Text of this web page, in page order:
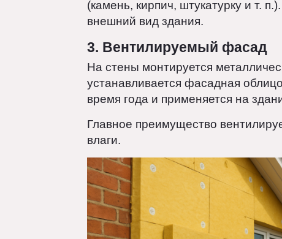
2. Слоистый фасад
Включает в себя несущую
(камень, кирпич, штукатурку и
внешний вид здания.
3. Вентилируемый фасад
устанавливается фасадная
время года и применяется на
Главное преимущество
влаги.